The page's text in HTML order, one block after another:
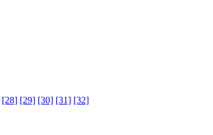
[28] [29] [30] [31] [32]